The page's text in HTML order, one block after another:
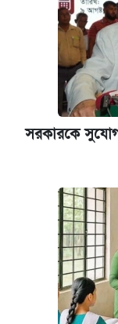
সরকারকে সুযোগ